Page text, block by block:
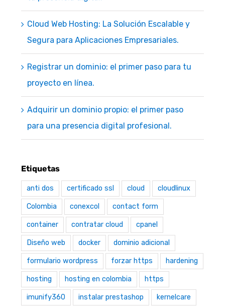
Cloud Web Hosting: La Solución Escalable y
Segura para Aplicaciones Empresariales.
Registrar un dominio: el primer paso para tu
proyecto en línea.
Adquirir un dominio propio: el primer paso
para una presencia digital profesional.
Etiquetas
anti dos certificado ssl cloud cloudlinux
Colombia conexcol contact form
container contratar cloud cpanel
Diseño web docker dominio adicional
formulario wordpress forzar https hardening
hosting hosting en colombia https
imunify360 instalar prestashop kernelcare